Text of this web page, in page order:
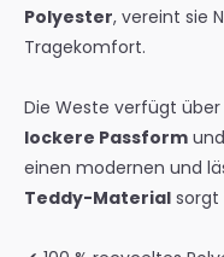
Polyester, vereint sie
Tragekomfort.
Die Weste verfügt über
lockere Passform
einen modernen und
Teddy-Material sorgt